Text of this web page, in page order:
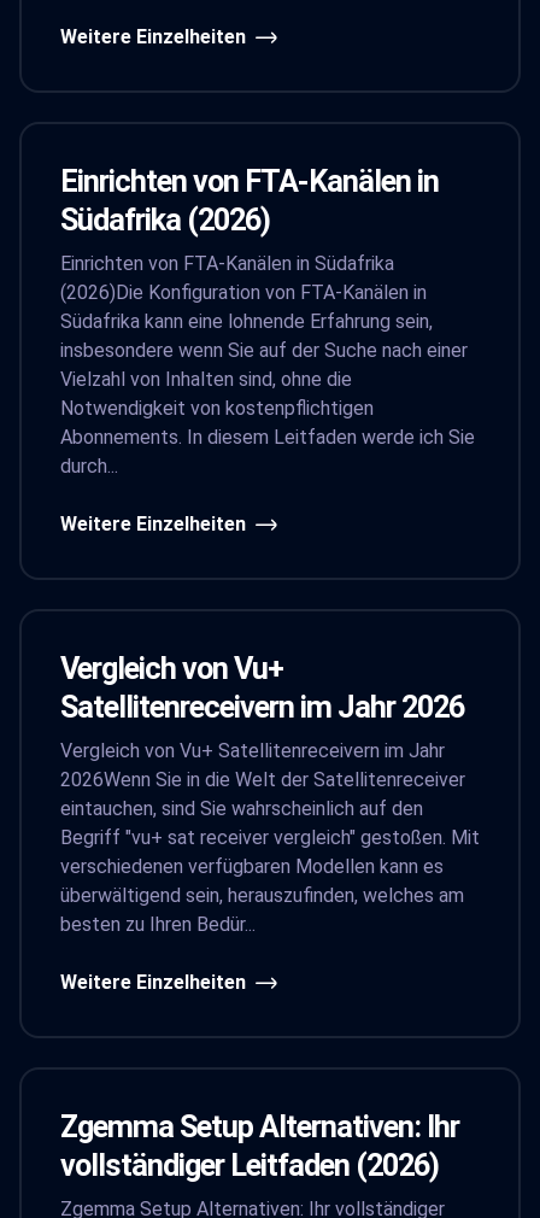
Weitere Einzelheiten
Einrichten von FTA-Kanälen in
Südafrika (2026)
Einrichten von FTA-Kanälen in Südafrika
(2026)Die Konfiguration von FTA-Kanälen in
Südafrika kann eine lohnende Erfahrung sein,
insbesondere wenn Sie auf der Suche nach einer
Vielzahl von Inhalten sind, ohne die
Notwendigkeit von kostenpflichtigen
Abonnements. In diesem Leitfaden werde ich Sie
durch...
Weitere Einzelheiten
Vergleich von Vu+
Satellitenreceivern im Jahr 2026
Vergleich von Vu+ Satellitenreceivern im Jahr
2026Wenn Sie in die Welt der Satellitenreceiver
eintauchen, sind Sie wahrscheinlich auf den
Begriff "vu+ sat receiver vergleich" gestoßen. Mit
verschiedenen verfügbaren Modellen kann es
überwältigend sein, herauszufinden, welches am
besten zu Ihren Bedür...
Weitere Einzelheiten
Zgemma Setup Alternativen: Ihr
vollständiger Leitfaden (2026)
Zgemma Setup Alternativen: Ihr vollständiger